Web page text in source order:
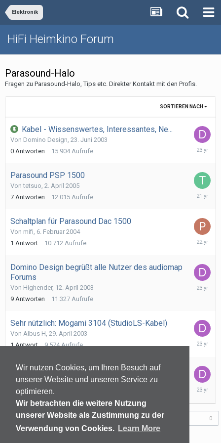
Wir nutzen Cookies, um Ihren Besuch auf
unserer Website und unseren Service zu
optimieren.
Wir betrachten die weitere Nutzung
unserer Website als Zustimmung zu der
Verwendung von Cookies. Learn More
Elektronik
HiFi Heimkino Forum
Parasound-Halo
Fragen zu Parasound-Halo, Tips etc. Direkter Kontakt mit den Profis.
SORTIEREN NACH
Kabel - Wissenswertes, Interessantes, Ne...
Von Domino Design, 23. Juni 2003
0 Antworten 15.904 Aufrufe
23.
Parasound PSP 1500
Vontetsuo, 2. April 2005
7 Antworten 12.015 Aufrufe
6.
Schaltplan für Parasound Dac 1500
Von mifi, 6. Februar 2004
1 Antwort 10.712 Aufrufe
7.
Domino Design begrüßt alle Nutzer des audiomap
Forums
Von Highender, 12. April 2003
9 Antworten 11.327 Aufrufe
13.
Sehr nützlich: Mogami 3104 (StudioLS-Kabel)
Von Albus H, 29. April 2003
1 Antwort 9.574 Aufrufe
30.
Wer kennt dieses Cinch Kabel von Mogami
VonEvaristeGalois,14. Januar 2003
12 Antworten
23.
2003
Folgen diesem Inhalt 0